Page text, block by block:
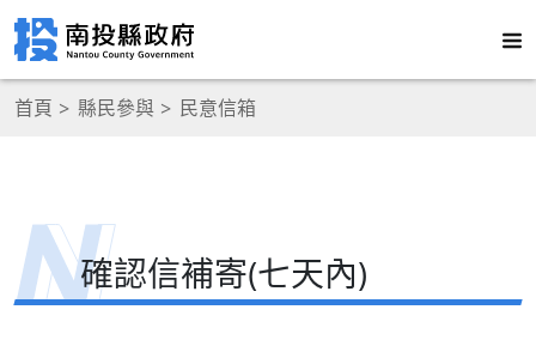
首頁 縣民參與 民意信箱
確認信補寄(七天內)